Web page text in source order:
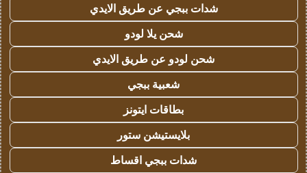
شدات ببجي عن طريق الايدي
شحن يلا لودو
شحن لودو عن طريق الايدي
شعبية ببجي
بطاقات ايتونز
بلايستيشن ستور
شدات ببجي اقساط